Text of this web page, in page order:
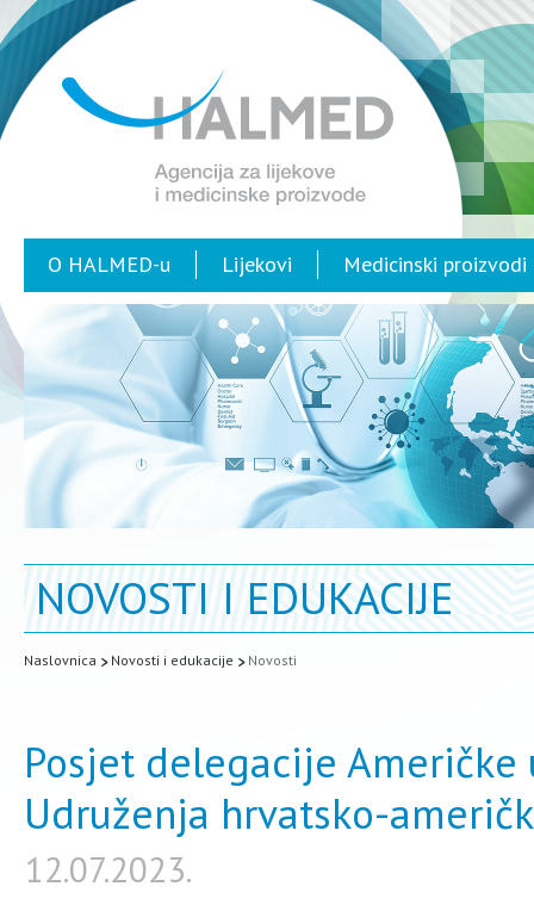
O HALMED-u Lijekovi Medicinski proizvodi
NOVOSTI I EDUKACIJE
Naslovnica Novosti i edukacije Novosti
Posjet delegacije
Udruženja hrvatsko-
12.07.2023.